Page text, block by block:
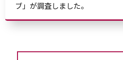
ブ」が調査しました。